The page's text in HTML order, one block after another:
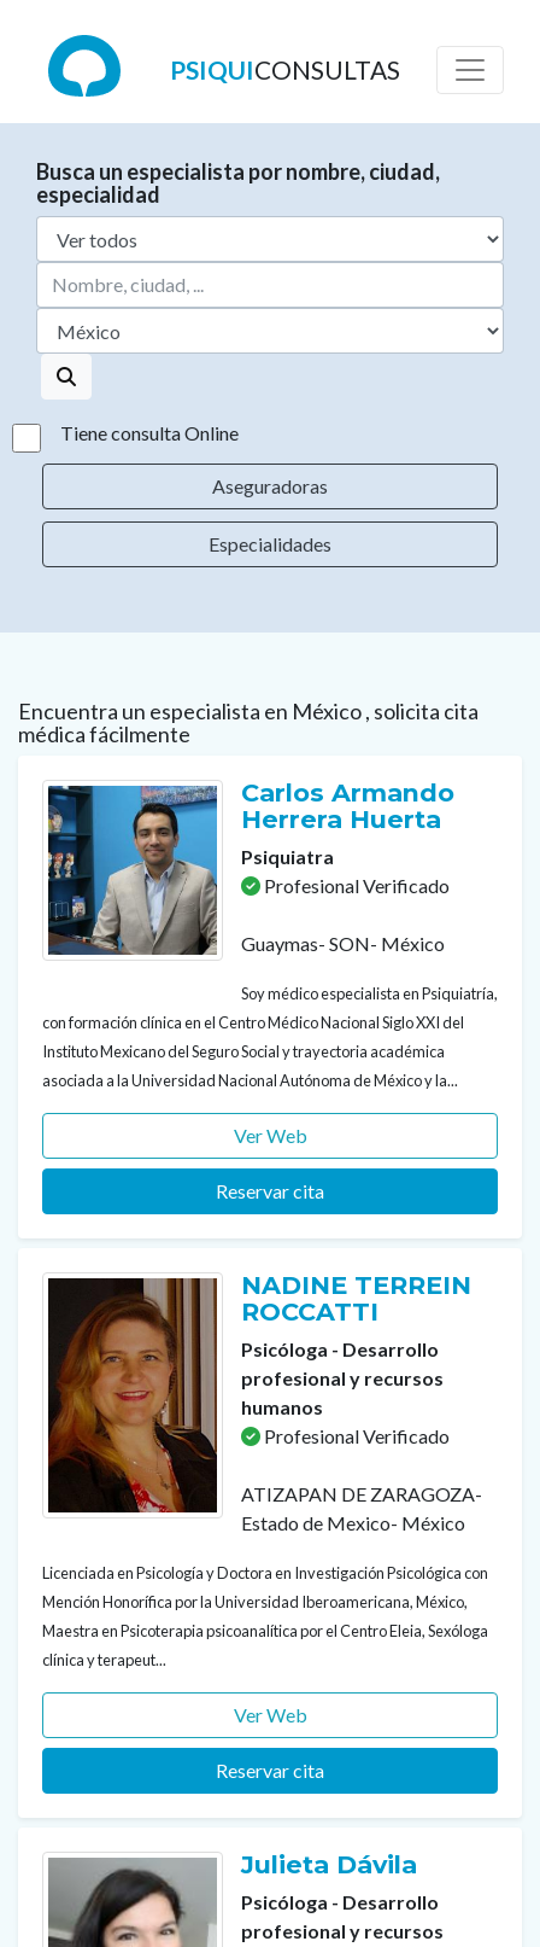
PSIQUICONSULTAS
Busca un especialista por nombre, ciudad,
especialidad
Tiene consulta Online
Aseguradoras
Especialidades
Encuentra un especialista en México , solicita cita
médica fácilmente
Carlos Armando
Herrera Huerta
Psiquiatra
Profesional Verificado
Guaymas- SON- México
Soy médico especialista en Psiquiatría,
con formación clínica en el Centro Médico Nacional Siglo XXI del
Instituto Mexicano del Seguro Social y trayectoria académica
asociada a la Universidad Nacional Autónoma de México y la...
Ver Web
Reservar cita
NADINE TERREIN
ROCCATTI
Psicóloga - Desarrollo
profesional y recursos
humanos
Profesional Verificado
ATIZAPAN DE ZARAGOZA-
Estado de Mexico- México
Licenciada en Psicología y Doctora en Investigación Psicológica con
Mención Honorífica por la Universidad Iberoamericana, México,
Maestra en Psicoterapia psicoanalítica por el Centro Eleia, Sexóloga
clínica y terapeut...
Ver Web
Reservar cita
Julieta Dávila
Psicóloga - Desarrollo
profesional y recursos